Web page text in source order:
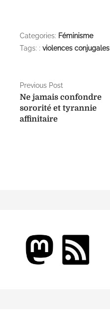
d
o
gr
a
l
Categories: Féminisme
Tags: : violences conjugales
N
a
v
n
d
Previous Post
Ne jamais confondre
sororité et tyrannie
affinitaire